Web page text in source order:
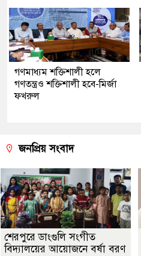
গণমাধ্যম শক্তিশালী হলে
গণতন্ত্রও শক্তিশালী হবে-মির্জা
ফখরুল
জনপ্রিয় সংবাদ
শেরপুরে ডাংগুলি সংগীত
বিদ্যালয়ের আয়োজনে বর্ষা বরণ